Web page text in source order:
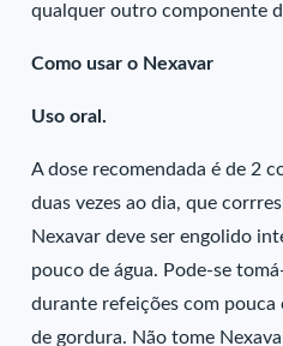
qualquer outro componente
Como usar o Nexavar
Uso oral.
A dose recomendada é de 2
duas vezes ao dia, que
Nexavar deve ser engolido
pouco de água. Pode-se
durante refeições com
de gordura. Não tome